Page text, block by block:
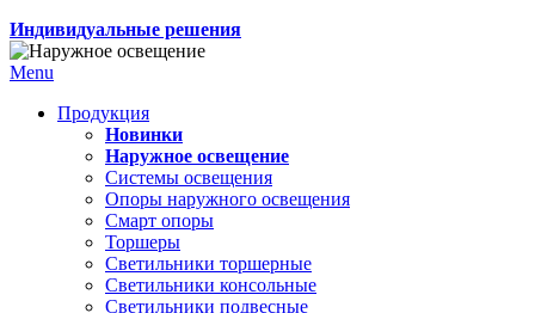
Индивидуальные решения
Menu
Продукция
Новинки
Наружное освещение
Системы освещения
Опоры наружного освещения
Смарт опоры
Торшеры
Светильники торшерные
Светильники консольные
Светильники подвесные